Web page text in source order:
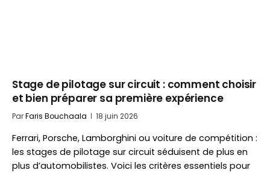
Stage de pilotage sur circuit : comment choisir
et bien préparer sa première expérience
ParFaris Bouchaala 18 juin 2026
Ferrari, Porsche, Lamborghini ou voiture de compétition :
les stages de pilotage sur circuit séduisent de plus en
plus d’automobilistes. Voici les critères essentiels pour